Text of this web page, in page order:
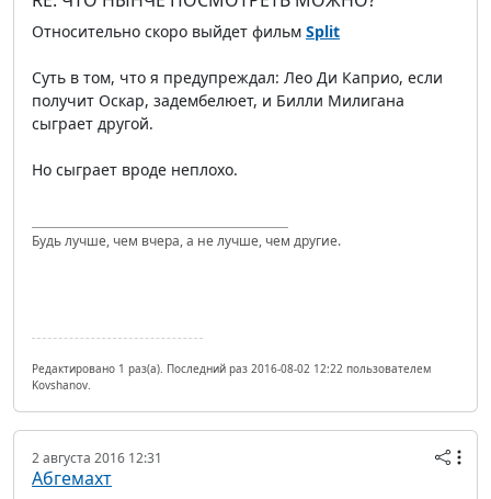
Относительно скоро выйдет фильм Split
Суть в том, что я предупреждал: Лео Ди Каприо, если
получит Оскар, задембелюет, и Билли Милигана
сыграет другой.
Но сыграет вроде неплохо.
Будь лучше, чем вчера, а не лучше, чем другие.
Редактировано 1 раз(а). Последний раз 2016-08-02 12:22 пользователем
Kovshanov.
2 августа 2016 12:31
Абгемахт